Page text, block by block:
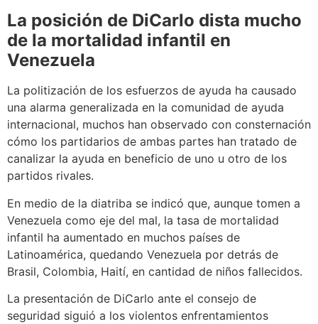
La posición de DiCarlo dista mucho
de la mortalidad infantil en
Venezuela
La politización de los esfuerzos de ayuda ha causado
una alarma generalizada en la comunidad de ayuda
internacional, muchos han observado con consternación
cómo los partidarios de ambas partes han tratado de
canalizar la ayuda en beneficio de uno u otro de los
partidos rivales.
En medio de la diatriba se indicó que, aunque tomen a
Venezuela como eje del mal, la tasa de mortalidad
infantil ha aumentado en muchos países de
Latinoamérica, quedando Venezuela por detrás de
Brasil, Colombia, Haití, en cantidad de niños fallecidos.
La presentación de DiCarlo ante el consejo de
seguridad siguió a los violentos enfrentamientos